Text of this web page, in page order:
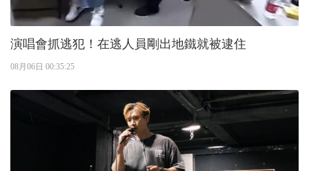
演唱會抓逃犯！在逃人員剛出地鐵就被逮住
08月06日 00:35:25